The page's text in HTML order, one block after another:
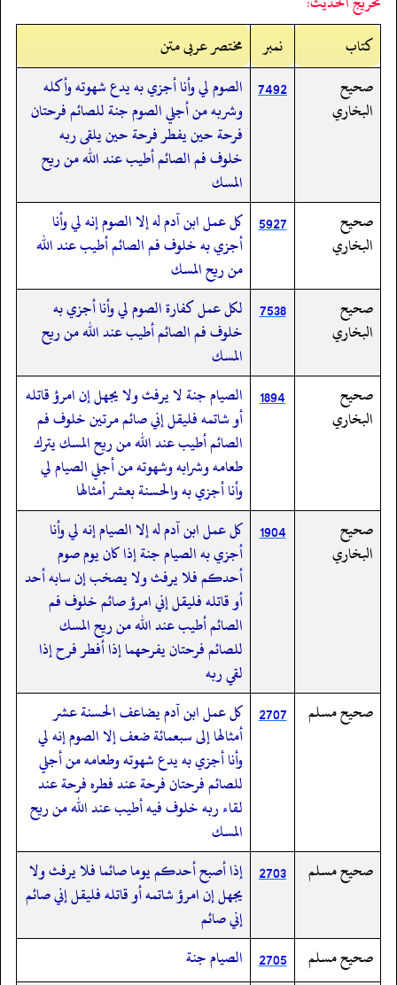
کتاب
نمبر
مختصر عربی متن
صحيح
البخاري
7492 الصوم لي وأنا أجزي به يدع شهوته وأكله
وشربه من أجلي الصوم جنة للصائم فرحتان
فرحة حين يفطر فرحة حين يلقى ربه
خلوف فم الصائم أطيب عند الله من ريح
المسك
صحيح
البخاري
5927 كل عمل ابن آدم له إلا الصوم إنه لي وأنا
أجزي به خلوف فم الصائم أطيب عند الله
من ريح المسك
صحيح
البخاري
7538
لكل عمل كفارة الصوم لي وأنا أجزي به
خلوف فم الصائم أطيب عند الله من ريح
المسك
صحيح
البخاري
1894
الصيام جنة لا يرفث ولا يجهل إن امرؤ قاتله
أو شاتمه فليقل إني صائم مرتين خلوف فم
الصائم أطيب عند الله من ريح المسك يترك
طعامه وشرابه وشهوته من أجلي الصيام لي
وأنا أجزي به والحسنة بعشر أمثالها
صحيح
البخاري
1904 كل عمل ابن آدم له إلا الصيام إنه لي وأنا
أجزي به الصيام جنة إذا كان يوم صوم
أحدكم فلا يرفث ولا يصخب إن سابه أحد
أو قاتله فليقل إني امرؤ صائم خلوف فم
الصائم أطيب عند الله من ريح المسك
للصائم فرحتان يفرحهما إذا أفطر فرح إذا
لقي ربه
صحيح مسلم
2707 كل عمل ابن آدم يضاعف الحسنة عشر
أمثالها إلى سبعمائة ضعف إلا الصوم إنه لي
وأنا أجزي به يدع شهوته وطعامه من أجلي
للصائم فرحتان فرحة عند فطره فرحة عند
لقاء ربه خلوف فيه أطيب عند الله من ريح
المسك
صحيح مسلم
2703 إذا أصبح أحدكم يوما صائما فلا يرفث ولا
يجهل إن امرؤ شاتمه أو قاتله فليقل إني صائم
إني صائم
صحيح مسلم
2705 الصيام جنة